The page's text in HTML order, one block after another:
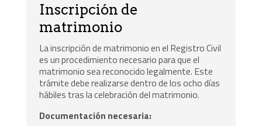
Inscripción de
matrimonio
La inscripción de matrimonio en el Registro Civil
es un procedimiento necesario para que el
matrimonio sea reconocido legalmente. Este
trámite debe realizarse dentro de los ocho días
hábiles tras la celebración del matrimonio.
Documentación necesaria: